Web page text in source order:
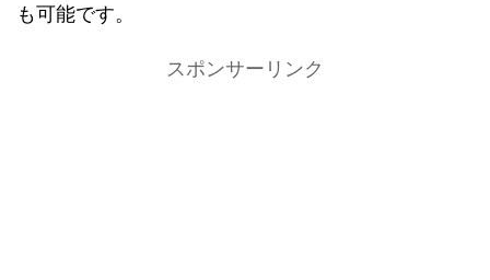
も可能です。
スポンサーリンク